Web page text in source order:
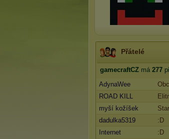
Přátelé
gamecraftCZ má 277
AdynaWee
ROAD KILL
myší kožíšek
dadulka5319
:D
Internet
:D